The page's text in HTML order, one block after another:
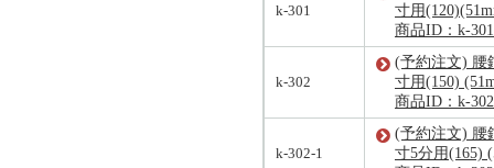
k-301
寸用
商品ID：k-301
k-302
(予約注文) 腰
寸用(150)
商品ID：k-302
k-302-1
(予約注文) 腰
寸5分用(165)